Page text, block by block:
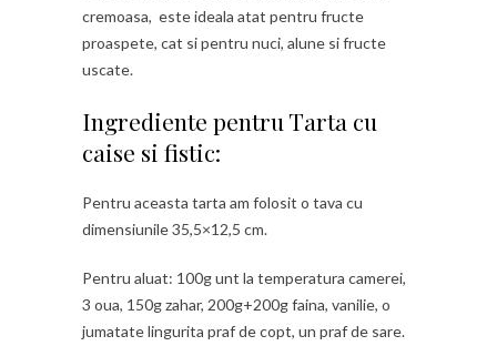
cremoasa, este ideala atat pentru fructe
proaspete, cat si pentru nuci, alune si fructe
uscate.
Ingrediente pentru Tarta cu
caise si fistic:
Pentru aceasta tarta am folosit o tava cu
dimensiunile 35,5×12,5 cm.
Pentru aluat: 100g unt la temperatura camerei,
3 oua, 150g zahar, 200g+200g faina, vanilie, o
jumatate lingurita praf de copt, un praf de sare.